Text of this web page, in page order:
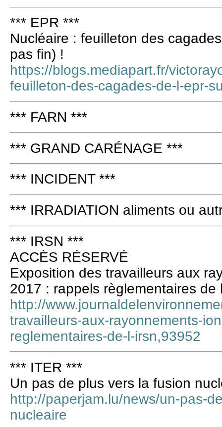
*** EPR ***
Nucléaire : feuilleton des
pas fin) !
https://blogs.mediapart.fr/
feuilleton-des-cagades-de-l-epr-
*** FARN ***
*** GRAND CARÉNAGE ***
*** INCIDENT ***
*** IRRADIATION aliments ou
*** IRSN ***
ACCÈS RÉSERVÉ
Exposition des travailleurs aux
2017 : rappels règlementaires de
http://
travailleurs-aux-rayonnements-
reglementaires-de-l-irsn,93952
*** ITER ***
Un pas de plus vers la fusion
http://paperjam.lu/news/un-pas-
nucleaire